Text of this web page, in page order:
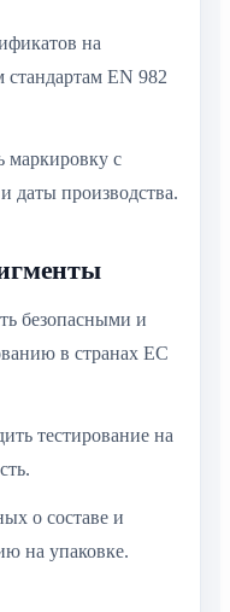
на
стандартам EN 982
маркировку с
даты производства.
безопасными и
в странах ЕС
тестирование на
о составе и
на упаковке.